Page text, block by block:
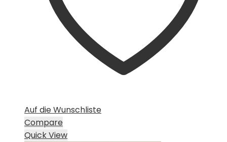
Auf die Wunschliste
Compare
Quick View